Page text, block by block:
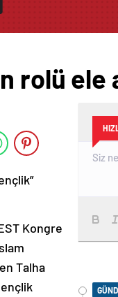
rolü ele
Kongre
Talha